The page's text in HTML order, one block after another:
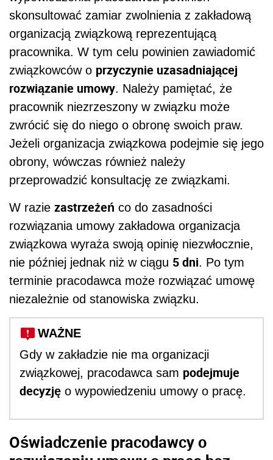
skonsultować zamiar zwolnienia z zakładową
organizacją związkową reprezentującą
pracownika. W tym celu powinien zawiadomić
związkowców o przyczynie uzasadniającej
rozwiązanie umowy. Należy pamiętać, że
pracownik niezrzeszony w związku może
zwrócić się do niego o obronę swoich praw.
Jeżeli organizacja związkowa podejmie się jego
obrony, wówczas również należy
przeprowadzić konsultację ze związkami.
W razie zastrzeżeń co do zasadności
rozwiązania umowy zakładowa organizacja
związkowa wyraża swoją opinię niezwłocznie,
nie później jednak niż w ciągu 5 dni. Po tym
terminie pracodawca może rozwiązać umowę
niezależnie od stanowiska związku.
WAŻNE
Gdy w zakładzie nie ma organizacji
związkowej, pracodawca sam podejmuje
decyzję o wypowiedzeniu umowy o pracę.
Oświadczenie pracodawcy o